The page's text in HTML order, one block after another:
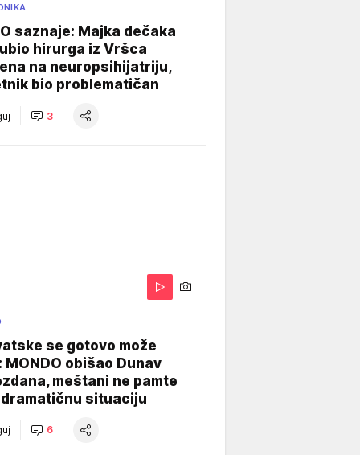
saznaje: Majka dečaka
hirurga iz Vršca
na neuropsihijatriju,
bio problematičan
3
se gotovo može
MONDO obišao Dunav
meštani ne pamte
situaciju
6